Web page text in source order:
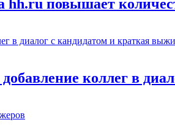
hh.ru повышает
коллег в